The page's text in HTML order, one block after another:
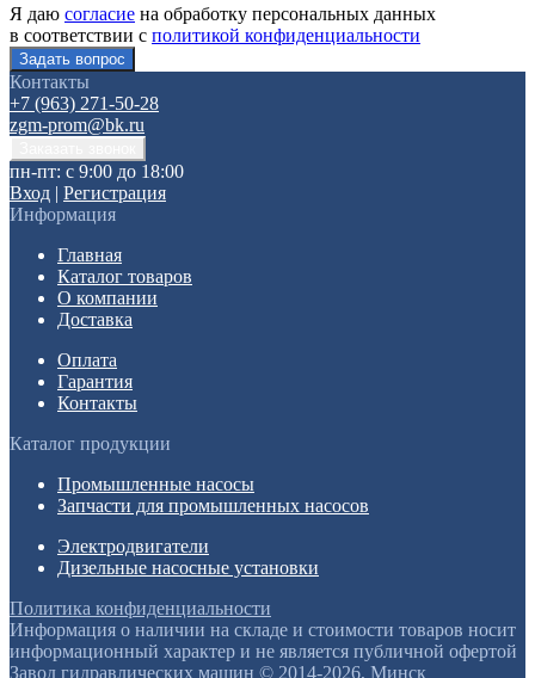
Я даю согласие на обработку персональных данных
в соответствии с политикой конфиденциальности
Контакты
+7 (963) 271-50-28
zgm-prom@bk.ru
пн-пт: с 9:00 до 18:00
Вход | Регистрация
Информация
Главная
Каталог товаров
О компании
Доставка
Оплата
Гарантия
Контакты
Каталог продукции
Промышленные насосы
Запчасти для промышленных насосов
Электродвигатели
Дизельные насосные установки
Политика конфиденциальности
Информация о наличии на складе и стоимости товаров носит
информационный характер и не является публичной офертой
Завод гидравлических машин © 2014-2026, Минск